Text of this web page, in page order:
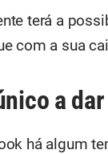
terá a
com a sua
a
há algum